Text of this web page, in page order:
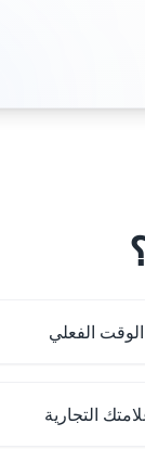
الفعلي
التجارية